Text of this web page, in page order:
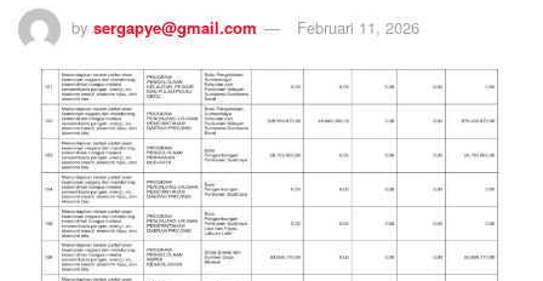
by sergapye@gmail.com Februari 11, 2026